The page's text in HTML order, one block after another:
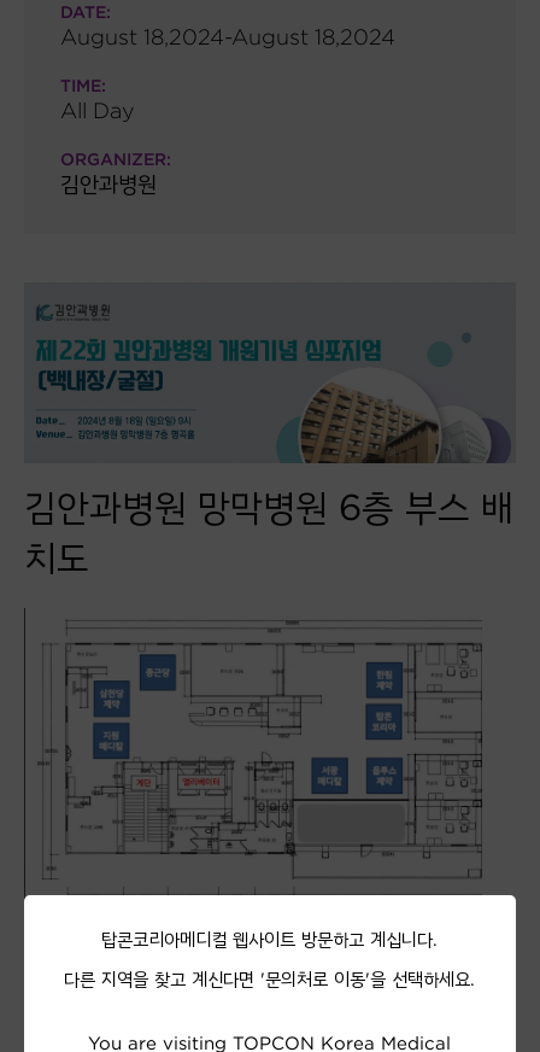
김안과병원 망막병원 6층 부스 배
치도
탑콘 전시 장비
DATE:
August 18,2024-August 18,2024
TIME:
All Day
ORGANIZER:
김안과병원
탑콘코리아메디컬 웹사이트 방문하고 계십니다.
다른 지역을 찾고 계신다면 '문의처로 이동'을 선택하세요.
You are visiting TOPCON Korea Medical